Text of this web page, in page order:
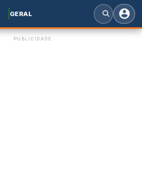
GERAL
PUBLICIDADE